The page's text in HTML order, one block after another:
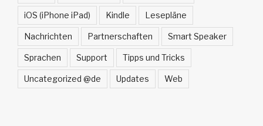
iOS (iPhone iPad) Kindle Lesepläne
Nachrichten Partnerschaften Smart Speaker
Sprachen Support Tipps und Tricks
Uncategorized @de Updates Web